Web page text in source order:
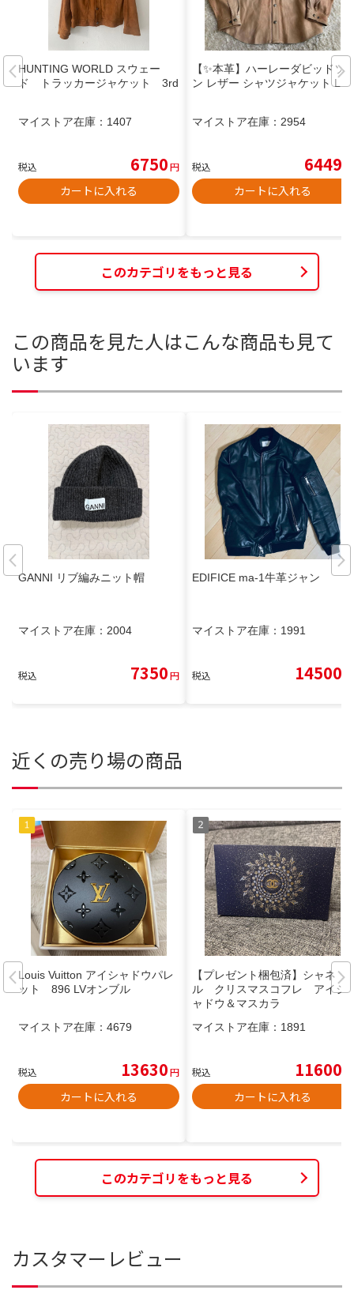
HUNTING WORLD スウェー
ド トラッカージャケット 3rd
マイストア在庫： 1407
税込 6750円
カートに入れる
【✨本革】ハーレーダビッドソ
ン レザー シャツジャケット L
マイストア在庫： 2954
税込 6449
カートに入れる
このカテゴリをもっと見る
この商品を見た人はこんな商品も見て
います
GANNI リブ編みニット帽
マイストア在庫： 2004
税込 7350円
EDIFICE ma-1牛革ジャン
マイストア在庫： 1991
税込 14500
近くの売り場の商品
Louis Vuitton アイシャドウパレ
ット 896 LVオンブル
マイストア在庫： 4679
税込 13630円
カートに入れる
【プレゼント梱包済】シャネ
ル クリスマスコフレ アイシ
ャドウ＆マスカラ
マイストア在庫： 1891
税込 11600
カートに入れる
このカテゴリをもっと見る
カスタマーレビュー